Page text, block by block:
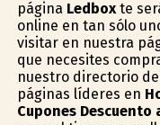
página Ledboxte
online en tan sólo
visitar en nuestra
que necesites
nuestro directorio
páginas líderes en
Cupones